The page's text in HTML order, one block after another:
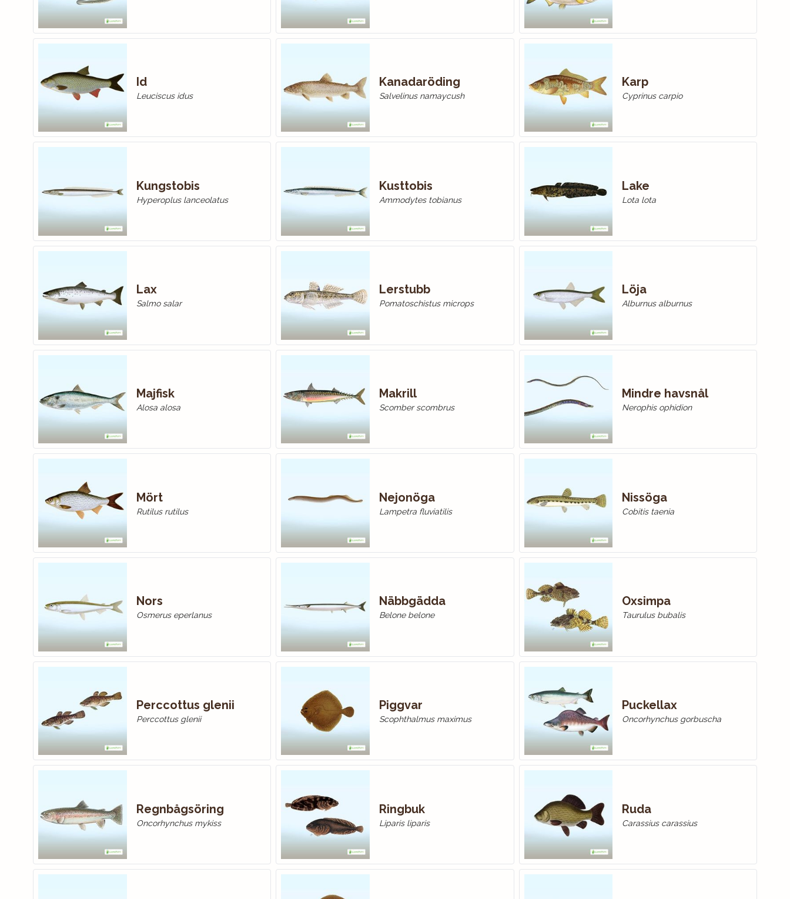
Id
Leuciscus idus
Kanadaröding
Salvelinus namaycush
Karp
Cyprinus carpio
Kungstobis
Hyperoplus lanceolatus
Kusttobis
Ammodytes tobianus
Lake
Lota lota
Lax
Salmo salar
Lerstubb
Pomatoschistus microps
Löja
Alburnus alburnus
Majfisk
Alosa alosa
Makrill
Scomber scombrus
Mindre havsnål
Nerophis ophidion
Mört
Rutilus rutilus
Nejonöga
Lampetra fluviatilis
Nissöga
Cobitis taenia
Nors
Osmerus eperlanus
Näbbgädda
Belone belone
Oxsimpa
Taurulus bubalis
Perccottus glenii
Perccottus glenii
Piggvar
Scophthalmus maximus
Puckellax
Oncorhynchus gorbuscha
Regnbågsöring
Oncorhynchus mykiss
Ringbuk
Liparis liparis
Ruda
Carassius carassius